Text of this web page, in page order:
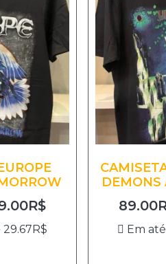
R$
29.67R$
89.00
Em